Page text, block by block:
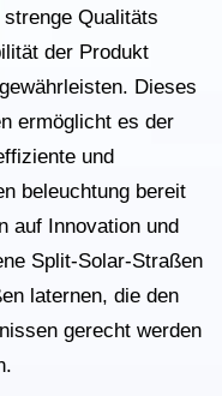
Qualitäts
der Produkt
Dieses
ermöglicht es der
und
beleuchtung bereit
auf Innovation und
Split-Solar-Straßen
laternen, die den
gerecht werden